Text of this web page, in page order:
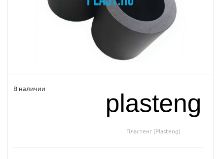
В наличии
Пластенг (Plasteng)